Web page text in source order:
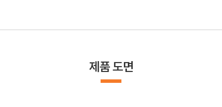
제품 도면